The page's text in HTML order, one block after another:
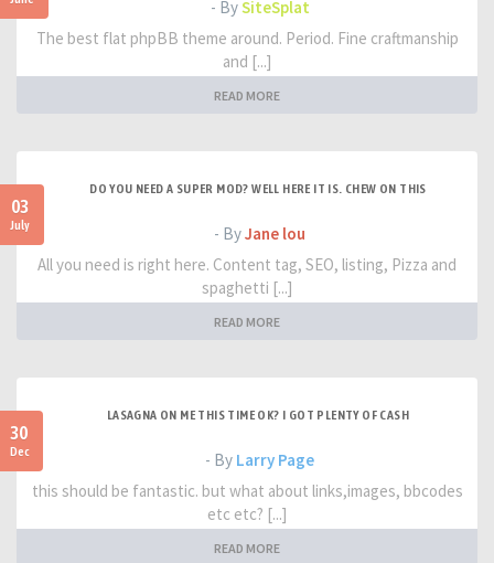
- BySiteSplat
The best flat phpBB theme around. Period. Fine craftmanship
and [...]
READ MORE
03
July
DO YOU NEED A SUPER MOD? WELL HERE IT IS. CHEW ON THIS
- ByJane lou
All you need is right here. Content tag, SEO, listing, Pizza and
spaghetti [...]
READ MORE
30
Dec
LASAGNA ON ME THIS TIME OK? I GOT PLENTY OF CASH
- By Larry Page
this should be fantastic. but what about links,images, bbcodes
etc etc? [...]
READ MORE